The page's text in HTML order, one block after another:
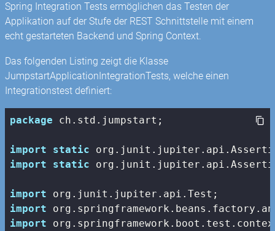
Spring Integration Tests ermöglichen das Testen der
Applikation auf der Stufe der REST Schnittstelle mit einem
echt gestarteten Backend und Spring Context.
Das folgenden Listing zeigt die Klasse
JumpstartApplicationIntegrationTests, welche einen
Integrationstest definiert:
package ch.std.jumpstart;
import
static
import
static
import
import
import